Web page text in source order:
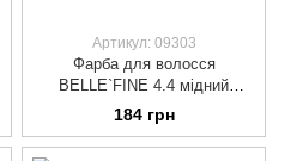
Артикул: 09303
Фарба для волосся
BELLE`FINE 4.4 мідний
каштан (тюбик з крем-фарбою
50 мл, флакон з окислювачем
50 мл, бальзам для волосся
184 грн